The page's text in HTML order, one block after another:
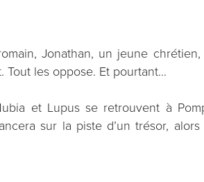
Jonathan, un jeune chrétien,
les oppose. Et pourtant...
et Lupus se retrouvent à
sur la piste d’un trésor,